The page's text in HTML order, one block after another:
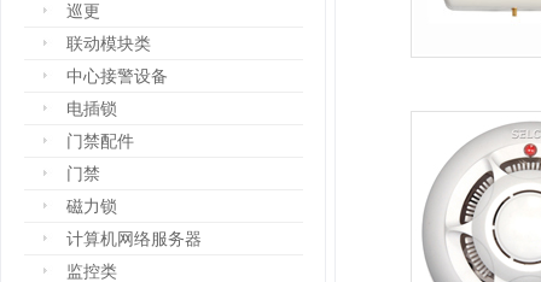
巡更
联动模块类
中心接警设备
电插锁
门禁配件
门禁
磁力锁
计算机网络服务器
监控类